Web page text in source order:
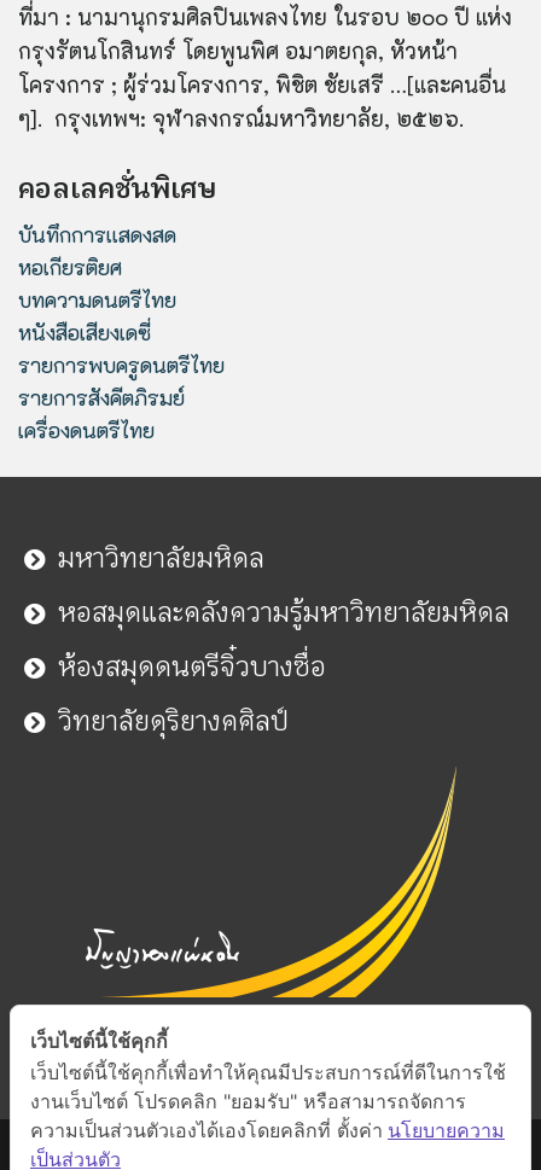
ที่มา : นามานุกรมศิลปินเพลงไทย ในรอบ ๒๐๐ ปี แห่ง
กรุงรัตนโกสินทร์ โดยพูนพิศ อมาตยกุล, หัวหน้า
โครงการ ; ผู้ร่วมโครงการ, พิชิต ชัยเสรี …[และคนอื่น
ๆ]. กรุงเทพฯ: จุฬาลงกรณ์มหาวิทยาลัย, ๒๕๒๖.
คอลเลคชั่นพิเศษ
บันทึกการแสดงสด
หอเกียรติยศ
บทความดนตรีไทย
หนังสือเสียงเดซี่
รายการพบครูดนตรีไทย
รายการสังคีตภิรมย์
เครื่องดนตรีไทย
มหาวิทยาลัยมหิดล
หอสมุดและคลังความรู้มหาวิทยาลัยมหิดล
ห้องสมุดดนตรีจิ๋วบางซื่อ
วิทยาลัยดุริยางคศิลป์
เว็บไซต์นี้ใช้คุกกี้
เว็บไซต์นี้ใช้คุกกี้เพื่อทำให้คุณมีประสบการณ์ที่ดีในการใช้
งานเว็บไซต์ โปรดคลิก "ยอมรับ" หรือสามารถจัดการ
ความเป็นส่วนตัวเองได้เองโดยคลิกที่ ตั้งค่า นโยบายความ
เป็นส่วนตัว